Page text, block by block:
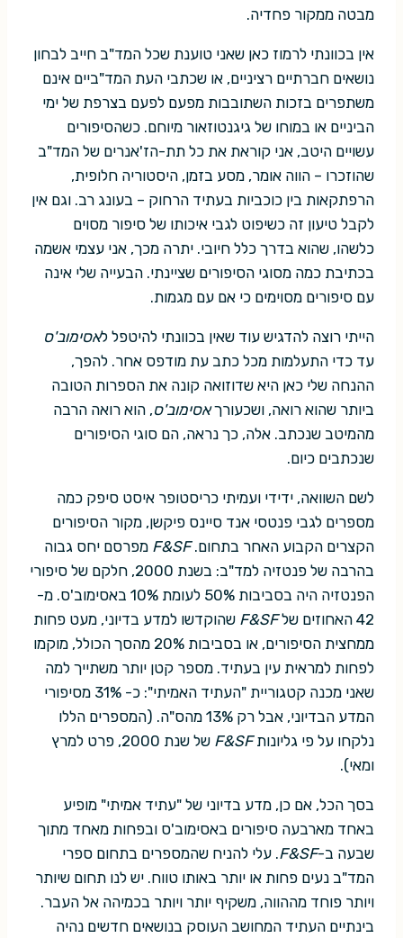
מבטה ממקור פחדיה.
אין בכוונתי לרמוז כאן שאני טוענת שכל המד"ב חייב לבחון
נושאים חברתיים רציניים, או שכתבי העת המד"ביים אינם
משתפרים בזכות השתובבות מפעם לפעם בצרפת של ימי
הביניים או במוחו של גיגנטוזאור מיוחם. כשהסיפורים
עשויים היטב, אני קוראת את כל תת-הז'אנרים של המד"ב
שהוזכרו – הווה אומר, מסע בזמן, היסטוריה חלופית,
הרפתקאות בין כוכביות בעתיד הרחוק – בעונג רב. וגם אין
לקבל טיעון זה כשיפוט לגבי איכותו של סיפור מסוים
כלשהו, שהוא בדרך כלל חיובי. יתרה מכך, אני עצמי אשמה
בכתיבת כמה מסוגי הסיפורים שציינתי. הבעייה שלי אינה
עם סיפורים מסוימים כי אם עם מגמות.
הייתי רוצה להדגיש עוד שאין בכוונתי להיטפל לאסימוב'ס
עד כדי התעלמות מכל כתב עת מודפס אחר. להפך,
ההנחה שלי כאן היא שדוזואה קונה את הספרות הטובה
ביותר שהוא רואה, ושכעורךאסימוב'ס, הוא רואה הרבה
מהמיטב שנכתב. אלה, כך נראה, הם סוגי הסיפורים
שנכתבים כיום.
לשם השוואה, ידידי ועמיתי כריסטופר איסט סיפק כמה
מספרים לגבי פנטסי אנד סיינס פיקשן, מקור הסיפורים
הקצרים הקבוע האחר בתחום.F&SF מפרסם יחס גבוה
בהרבה של פנטזיה למד"ב: בשנת 2000, חלקם של סיפורי
הפנטזיה היה בסביבות 50% לעומת 10% באסימוב'ס. מ-
42 האחוזים של
F&SF שהוקדשו למדע בדיוני, מעט פחות
ממחצית הסיפורים, או בסביבות 20% מהסך הכולל, מוקמו
לפחות למראית עין בעתיד. מספר קטן יותר משתייך למה
שאני מכנה קטגוריית "העתיד האמיתי": כ- 31% מסיפורי
המדע הבדיוני, אבל רק 13% מהס"ה. (המספרים הללו
נלקחו על פי גליונותF&SF
של שנת 2000, פרט למרץ
ומאי).
בסך הכל, אם כן, מדע בדיוני של "עתיד אמיתי" מופיע
באחד מארבעה סיפורים באסימוב'ס ובפחות מאחד מתוך
שבעה ב-F&SF. עלי להניח שהמספרים בתחום ספרי
המד"ב נעים פחות או יותר באותו טווח. יש לנו תחום שיותר
ויותר פוחד מההווה, משקיף יותר ויותר בכמיהה אל העבר.
בינתיים העתיד המחושב העוסק בנושאים חדשים נהיה